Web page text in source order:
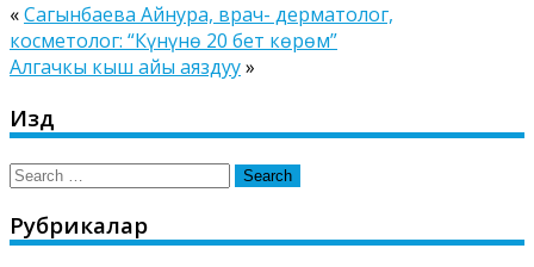
«Сагынбаева Айнура, врач- дерматолог,
косметолог: “Күнүнө 20 бет көрөм”
Алгачкы кыш айы аяздуу»
Издөө
Search
Рубрикалар